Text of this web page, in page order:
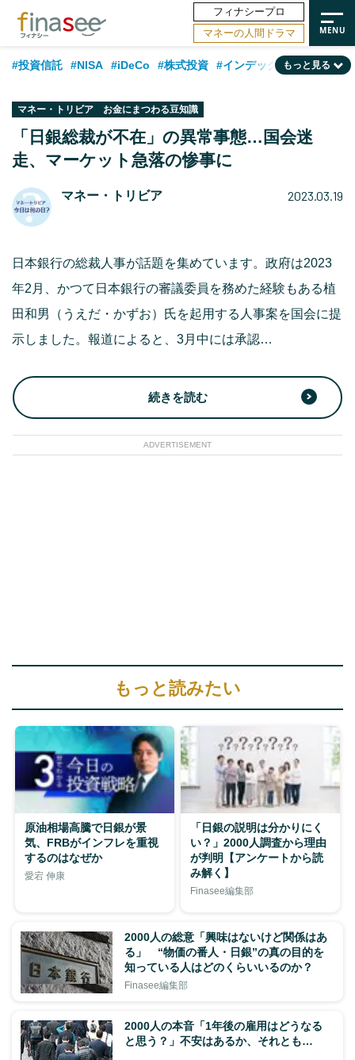
フィナシープロ
マネーの人間ドラマ
#投資信託 #NISA #iDeCo #株式投資 #インデックスファンド
#ランキング #日本株 #公的年金 #40代 #トレンド
#フィナンシャル・ウェルビーイング #企業型DC
#老後 #データ・調査 #金融用語解説
もっと見る
マネー・トリビア お金にまつわる豆知識
「日銀総裁が不在」の異常事態…国会迷
走、マーケット急落の惨事に
マネー・トリビア 2023.03.19
日本銀行の総裁人事が話題を集めています。政府は2023
年2月、かつて日本銀行の審議委員を務めた経験もある植
田和男（うえだ・かずお）氏を起用する人事案を国会に提
示しました。報道によると、3月中には承認…
続きを読む
ADVERTISEMENT
もっと読みたい
原油相場高騰で日銀が景
気、FRBがインフレを重視
するのはなぜか
愛宕 伸康
「日銀の説明は分かりにく
い？」2000人調査から理由
が判明【アンケートから読
み解く】
Finasee編集部
2000人の総意「興味はないけど関係はあ
る」 “物価の番人・日銀”の真の目的を
知っている人はどのくらいいるのか？
Finasee編集部
2000人の本音「1年後の雇用はどうなる
と思う？」不安はあるか、それとも…